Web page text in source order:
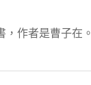
，作者是曹子在。